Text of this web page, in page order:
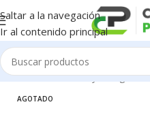
Saltar a la navegación
Ir al contenido principal
Inicio/Accesorios y Gadgets/
AGOTADO